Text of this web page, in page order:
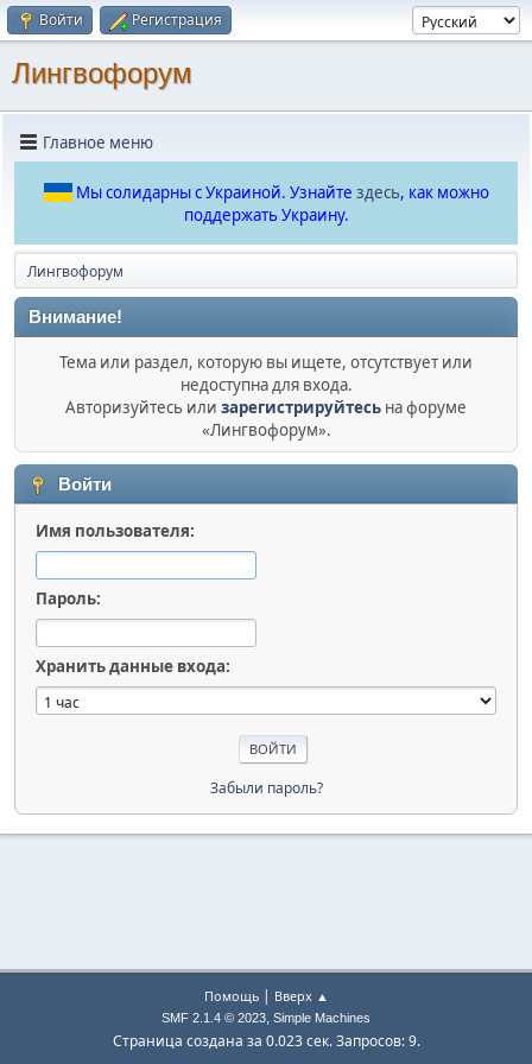
Войти Регистрация
Лингвофорум
Главное меню
Мы солидарны с Украиной. Узнайте здесь, как можно
поддержать Украину.
Лингвофорум
Внимание!
Тема или раздел, которую вы ищете, отсутствует или
недоступна для входа.
Авторизуйтесь или зарегистрируйтесь на форуме
«Лингвофорум».
Войти
Имя пользователя:
Пароль:
Хранить данные входа:
Забыли пароль?
Помощь| Вверх ▲
SMF 2.1.4 © 2023, Simple Machines
Страница создана за 0.023 сек. Запросов: 9.